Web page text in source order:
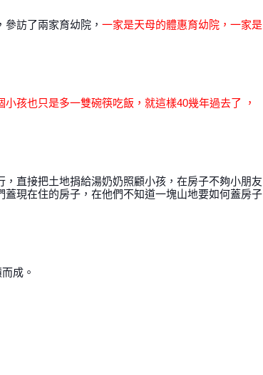
訪了兩家育幼院， 一家是天母的體惠育幼院，一家是
孩也只是多一雙碗筷吃飯，就這樣40幾年過去了 ，
直接把土地捐給湯奶奶照顧小孩，在房子不夠小朋友
現在住的房子，在他們不知道一塊山地要如何蓋房子
而成。